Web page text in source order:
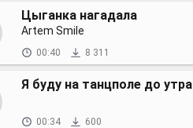
Цыганка нагадала
Artem Smile
00:40 8 311
Я буду на танцполе до утра
00:34 600